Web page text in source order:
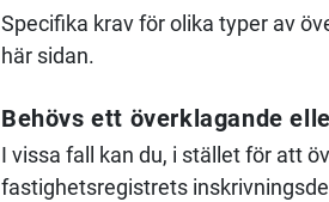
Specifika krav för olika typer av
här sidan.
Behövs ett överklagande
I vissa fall kan du, i stället för att
fastighetsregistrets